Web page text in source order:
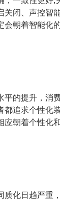
关闭、声控智
会朝着智能化
平的提升，消
都追求个性化
应朝着个性化
质化日趋严重